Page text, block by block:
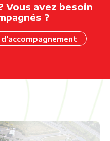
Vous avez besoin
?